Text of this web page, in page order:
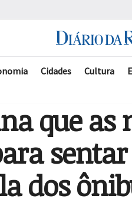
Cidades Cultura
que as
dos